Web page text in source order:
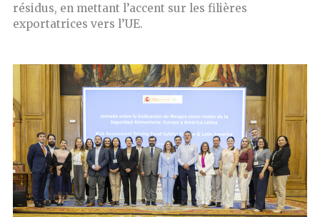
résidus, en mettant l’accent sur les filières
exportatrices vers l’UE.